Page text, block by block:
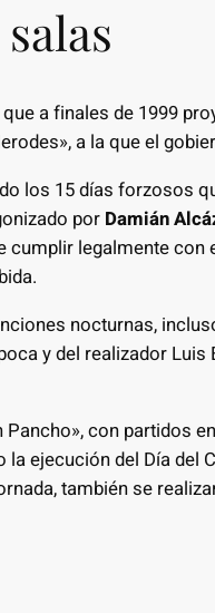
a finales de 1999
a la que el
los 15 días forzosos
por Damián
cumplir legalmente
nocturnas,
y del realizador
con partidos
ejecución del Día del
también se